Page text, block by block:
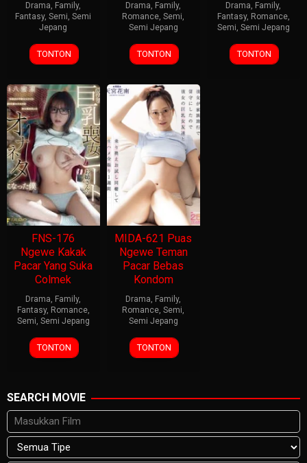
Drama, Family,
Fantasy,Semi,Semi
Jepang
TONTON
Drama, Family,
Romance,Semi,
Semi Jepang
TONTON
Drama, Family,
Fantasy, Romance,
Semi, Semi Jepang
TONTON
FNS-176
Ngewe Kakak
Pacar Yang Suka
Colmek
Drama, Family,
Fantasy, Romance,
Semi, Semi Jepang
TONTON
MIDA-621 Puas
Ngewe Teman
Pacar Bebas
Kondom
Drama, Family,
Romance,Semi,
Semi Jepang
TONTON
SEARCH MOVIE